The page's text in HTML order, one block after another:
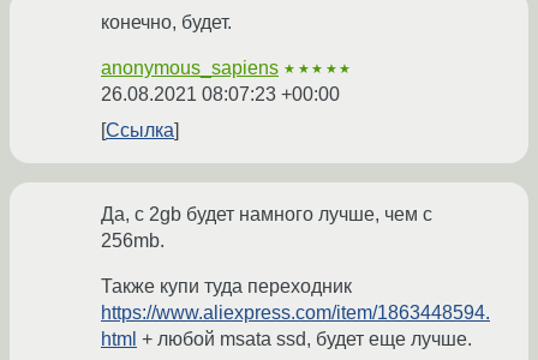
конечно, будет.
anonymous_sapiens ★★★★★
26.08.2021 08:07:23 +00:00
Ссылка
Да, с 2gb будет намного лучше, чем с
256mb.
Также купи туда переходник
https://www.aliexpress.com/item/1863448594.
html + любой msata ssd, будет еще лучше.